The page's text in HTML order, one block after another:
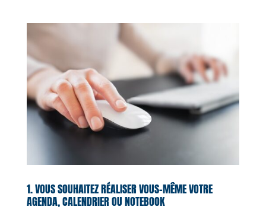
1. VOUS SOUHAITEZ RÉALISER VOUS-MÊME VOTRE
AGENDA, CALENDRIER OU NOTEBOOK